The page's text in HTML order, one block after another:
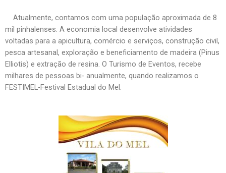
Atualmente, contamos com uma população aproximada de 8
mil pinhalenses. A economia local desenvolve atividades
voltadas para a apicultura, comércio e serviços, construção civil,
pesca artesanal, exploração e beneficiamento de madeira (Pinus
Elliotis) e extração de resina. O Turismo de Eventos, recebe
milhares de pessoas bi- anualmente, quando realizamos o
FESTIMEL-Festival Estadual do Mel.